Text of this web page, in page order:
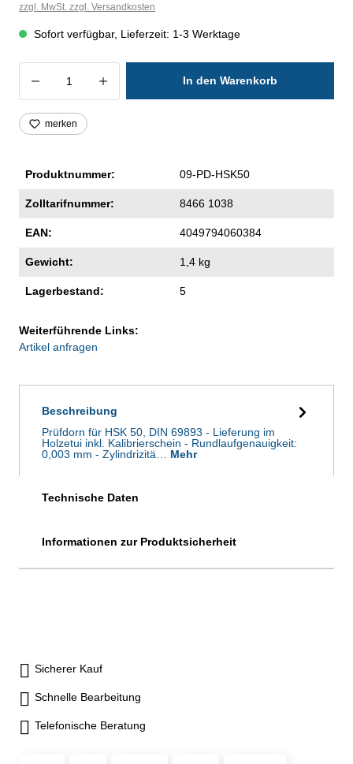
zzgl. MwSt. zzgl. Versandkosten
Sofort verfügbar, Lieferzeit: 1-3 Werktage
Produkt Anzahl: Gib den gewünschten
In den Warenkorb
merken
Produktnummer: 09-PD-HSK50
Zolltarifnummer: 8466 1038
EAN: 4049794060384
Gewicht: 1,4 kg
Lagerbestand: 5
Weiterführende Links:
Artikel anfragen
Beschreibung
Prüfdorn für HSK 50, DIN 69893 - Lieferung im
Holzetui inkl. Kalibrierschein - Rundlaufgenauigkeit:
0,003 mm - Zylindrizitä… Mehr
Technische Daten
Informationen zur Produktsicherheit
Sicherer Kauf
Schnelle Bearbeitung
Telefonische Beratung